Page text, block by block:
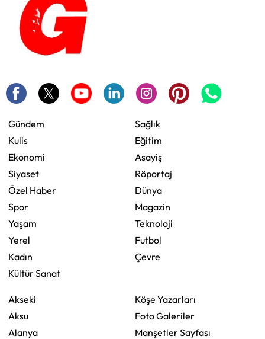
Gündem
Kulis
Ekonomi
Siyaset
Özel Haber
Spor
Yaşam
Yerel
Kadın
Kültür Sanat
Sağlık
Eğitim
Asayiş
Röportaj
Dünya
Magazin
Teknoloji
Futbol
Çevre
Akseki
Aksu
Alanya
Köşe Yazarları
Foto Galeriler
Manşetler Sayfası